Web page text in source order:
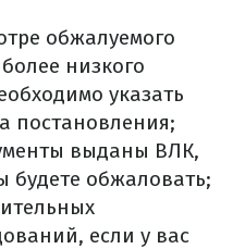
обжалуемого
низкого
указать
постановления;
выданы ВЛК,
будете обжаловать;
если у вас